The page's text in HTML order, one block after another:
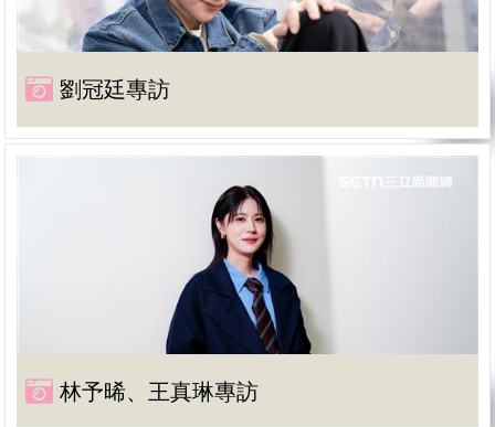
劉冠廷專訪
林予晞、王真琳專訪